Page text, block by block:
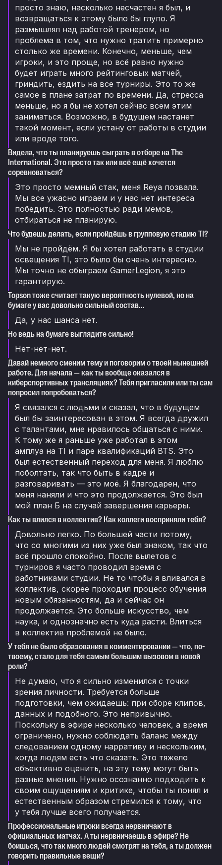
просто знаю, насколько несчастен я был, и
возвращаться к этому было бы глупо. Я
размышлял над работой тренером, но
проблема в том, что нужно тратить примерно
столько же времени. Конечно, меньше, чем
игроки, и это проще, но всё равно нужно
будет играть много рейтинговых матчей,
гриндить, ездить на все турниры. Это то же
самое в плане затрат по времени. Да, стресса
меньше, но я бы не хотел сейчас всем этим
заниматься. Возможно, в будущем настанет
такой момент, если устану от работы в студии
или вроде того.
Видела, что ты планируешь сыграть в отборе на The
International. Это просто так или всё ещё хочется
соревноваться?
Это просто мемный стак, меня Reya позвала.
Мы все ужасно играем и у нас нет интереса
победить. Это полностью ради мемов,
отбираться не планирую.
Что будешь делать, если пройдёшь в групповую стадию TI?
Мы не пройдём. Я бы хотел работать в студии
освещения TI, это было бы очень интересно.
Мы точно не обыграем GamerLegion, я это
гарантирую.
Topson тоже считает такую вероятность нулевой, но на
бумаге у вас довольно сильный состав...
Да, у нас шанса нет.
Но ведь на бумаге выглядите сильно!
Нет-нет-нет.
Давай немного сменим тему и поговорим о твоей нынешней
работе. Для начала — как ты вообще оказался в
киберспортивных трансляциях? Тебя пригласили или ты сам
попросил попробоваться?
Я связался с людьми и сказал, что в будущем
был бы заинтересован в этом. Я всегда дружил
с талантами, мне нравилось общаться с ними.
К тому же я раньше уже работал в этом
амплуа на TI и паре квалификаций BTS. Это
был естественный переход для меня. Я люблю
поболтать, так что быть в кадре и
разговаривать — это моё. Я благодарен, что
меня наняли и что это продолжается. Это был
мой план Б на случай завершения карьеры.
Как ты влился в коллектив? Как коллеги восприняли тебя?
Довольно легко. По большей части потому,
что со многими из них уже был знаком, так что
всё прошло спокойно. После вылетов с
турниров я часто проводил время с
работниками студии. Не то чтобы я вливался в
коллектив, скорее проходил процесс обучения
новым обязанностям, да и сейчас он
продолжается. Это больше искусство, чем
наука, и однозначно есть куда расти. Влиться
в коллектив проблемой не было.
У тебя не было образования в комментировании — что, по-
твоему, стало для тебя самым большим вызовом в новой
роли?
Не думаю, что я сильно изменился с точки
зрения личности. Требуется больше
подготовки, чем ожидаешь: при сборе клипов,
данных и подобного. Это непривычно.
Поскольку в эфире несколько человек, а время
ограничено, нужно соблюдать баланс между
следованием одному нарративу и нескольким,
когда людям есть что сказать. Это тяжело
объективно оценить, на эту тему могут быть
разные мнения. Нужно осознанно подходить к
своим ощущениям и критике, чтобы ты понял и
естественным образом стремился к тому, что
у тебя лучше всего получается.
Профессиональные игроки всегда нервничают в
официальных матчах. А ты нервничаешь в эфире? Не
боишься, что так много людей смотрят на тебя, а ты должен
говорить правильные вещи?